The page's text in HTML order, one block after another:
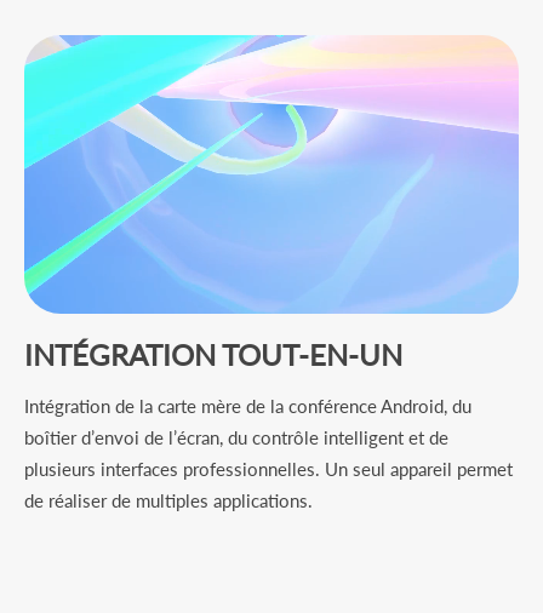
INTÉGRATION TOUT-EN-UN
Intégration de la carte mère de la conférence Android, du
boîtier d’envoi de l’écran, du contrôle intelligent et de
plusieurs interfaces professionnelles. Un seul appareil permet
de réaliser de multiples applications.